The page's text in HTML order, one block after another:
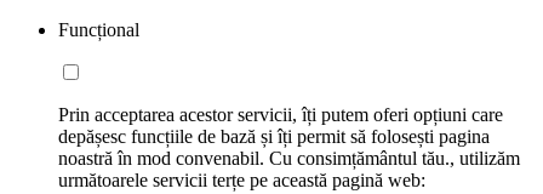
Funcțional
Prin acceptarea acestor servicii, îți putem oferi opțiuni care
depășesc funcțiile de bază și îți permit să folosești pagina
noastră în mod convenabil. Cu consimțământul tău., utilizăm
următoarele servicii terțe pe această pagină web: